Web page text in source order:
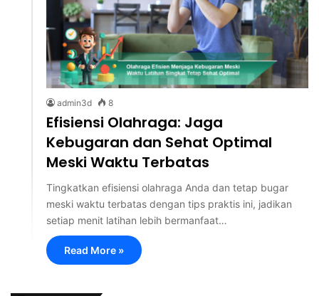
admin3d 8
Efisiensi Olahraga: Jaga
Kebugaran dan Sehat Optimal
Meski Waktu Terbatas
Tingkatkan efisiensi olahraga Anda dan tetap bugar
meski waktu terbatas dengan tips praktis ini, jadikan
setiap menit latihan lebih bermanfaat…
Read More »